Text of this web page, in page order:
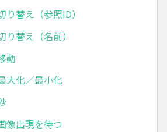
り替え（参照ID）
り替え（名前）
動
大化／最小化
像出現を待つ